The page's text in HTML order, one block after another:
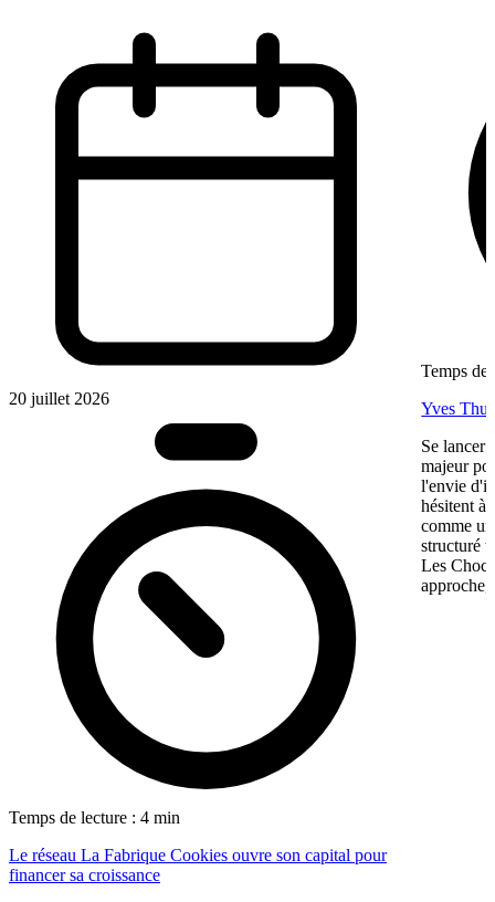
20 juillet 2026
Temps de lecture : 4 min
Le réseau La Fabrique Cookies ouvre son capital pour
financer sa croissance
Temps de
Yves
Se lancer
majeur
l'envie
hésitent à
comme
structuré
Les
approche,